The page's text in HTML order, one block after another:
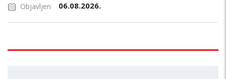
Objavljen 06.08.2026.